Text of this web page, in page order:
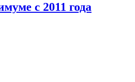
с 2011 года